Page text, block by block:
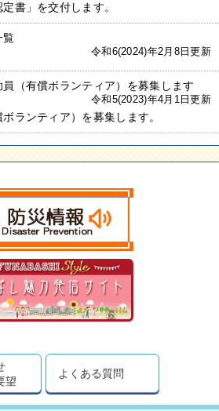
書」を交付します。
覧
令和6(2024)年2月8日更新
員（有償ボランティア）を募集します
令和5(2023)年4月1日更新
ランティア）を募集します。
望
よくある質問